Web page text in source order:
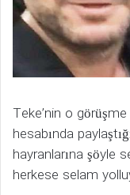
Teke’nin o
hesabında
hayranlarına şöyle
herkese selam